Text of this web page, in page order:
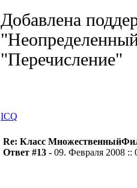
Добавлена
"Перечисление"
ICQ
Re: Класс
Ответ #13 - 09. Февраля 2008 ::